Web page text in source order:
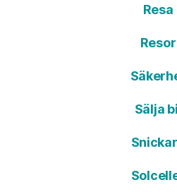
Resa
Resor
Sälja